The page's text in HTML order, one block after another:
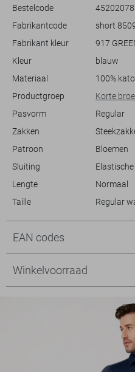
strandwandeling maakt of een
het levendige patroon en de
uitstraling. Draag hem met een
Hoe je het ook draagt, deze broek
tussen comfort en stijl.
Bestelcode
45202078
Fabrikantcode
short
Fabrikant kleur
917
Kleur
blauw
Materiaal
100%
Productgroep
Korte
Pasvorm
Regular
Zakken
Patroon
Bloemen
Sluiting
Lengte
Normaal
Taille
Regular
EAN codes
Winkelvoorraad